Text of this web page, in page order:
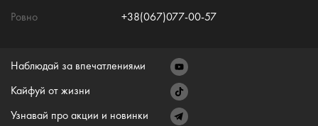
Ровно
+38(067)077-00-57
Наблюдай за впечатлениями
Кайфуй от жизни
Узнавай про акции и новинки